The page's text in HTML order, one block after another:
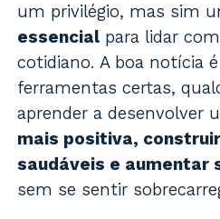
um privilégio, mas sim
essencial para lidar
cotidiano. A boa notícia
ferramentas certas,
aprender a desenvolver
mais positiva,
saudáveis e aumentar
sem se sentir